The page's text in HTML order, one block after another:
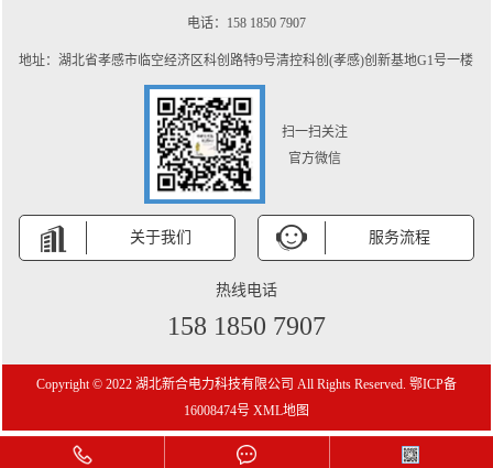
电话：158 1850 7907
地址：湖北省孝感市临空经济区科创路特9号清控科创(孝感)创新基地G1号一楼
扫一扫关注
官方微信
关于我们 服务流程
热线电话
158 1850 7907
Copyright © 2022 湖北新合电力科技有限公司 All Rights Reserved. 鄂ICP备
16008474号 XML地图